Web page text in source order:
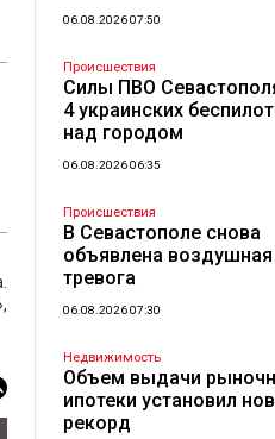
06.08.2026 07:50
Происшествия
Силы ПВО
4 украинских
над городом
06.08.2026 06:35
Происшествия
В Севастополе снова
объявлена воздушная
тревога
06.08.2026 07:30
Недвижимость
Объем выдачи
ипотеки установил
рекорд